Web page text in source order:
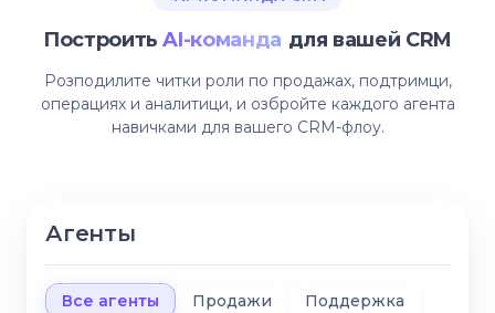
ПостроитьAI-команда для вашей CRM
Розподилите читки роли по продажах, подтримци,
операциях и аналитици, и озбройте каждого агента
навичками для вашего CRM-флоу.
Агенты
Все агенты Продажи
Поддержка